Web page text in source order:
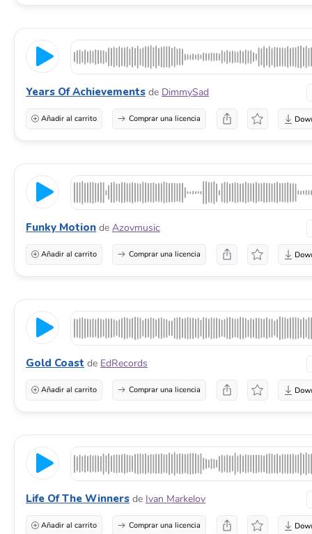
Years Of Achievements de DimmySad
Añadir al carrito Comprar una licencia
Funky Motion de Azovmusic
Añadir al carrito Comprar una licencia
Gold Coast de EdRecords
Añadir al carrito Comprar una licencia
Life Of The Winners de Ivan Markelov
Añadir al carrito Comprar una licencia